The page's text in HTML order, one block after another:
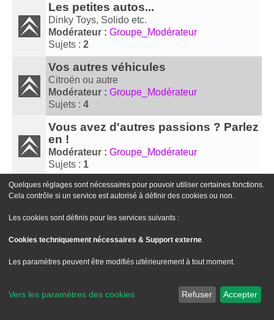
Les petites autos...
Dinky Toys, Solido etc.
Modérateur : Groupe_Modérateur
Sujets : 2
Vos autres véhicules
Citroën ou autre
Modérateur : Groupe_Modérateur
Sujets : 4
Vous avez d'autres passions ? Parlez
en !
Modérateur : Groupe_Modérateur
Sujets : 1
Le site Passion XM Forum Passion XM Nous contacter
Développé parphpBB® Forum Software © phpBB Limited
Confidentialité|Conditions
Quelques réglages sont nécessaires pour pouvoir utiliser certaines fonctions.
Cela contrôle si un service est autorisé à définir des cookies ou non.
Les cookies sont définis pour les services suivants :
Cookies techniquement nécessaires & Support externe.
Les paramètres peuvent être modifiés ultérieurement à tout moment.
Vers les paramètres des cookies Refuser Accepter